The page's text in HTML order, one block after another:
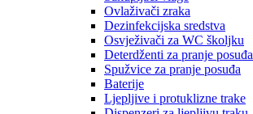
Ovlaživači zraka
Dezinfekcijska sredstva
Osvježivači za WC školjku
Deterdženti za pranje posuđa
Spužvice za pranje posuđa
Baterije
Ljepljive i protuklizne trake